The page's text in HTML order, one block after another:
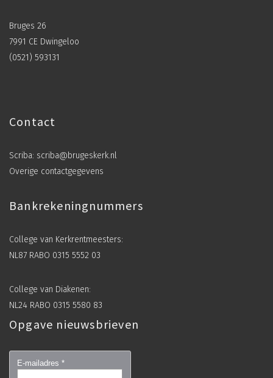
Bruges 26
7991 CE Dwingeloo
(0521) 593131
Contact
Scriba: scriba@brugeskerk.nl
Overige contactgegevens
Bankrekeningnummers
College van Kerkrentmeesters:
NL87 RABO 0315 5552 03
College van Diakenen:
NL24 RABO 0315 5580 83
Opgave nieuwsbrieven